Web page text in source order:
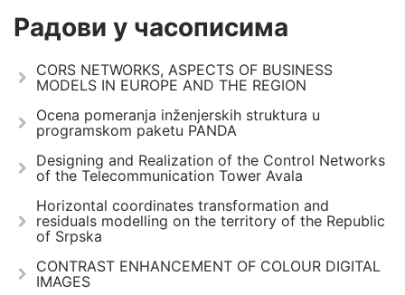
Радови у часописима
CORS NETWORKS, ASPECTS OF BUSINESS
MODELS IN EUROPE AND THE REGION
Ocena pomeranja inženjerskih struktura u
programskom paketu PANDA
Designing and Realization of the Control Networks
of the Telecommunication Tower Avala
Horizontal coordinates transformation and
residuals modelling on the territory of the Republic
of Srpska
CONTRAST ENHANCEMENT OF COLOUR DIGITAL
IMAGES